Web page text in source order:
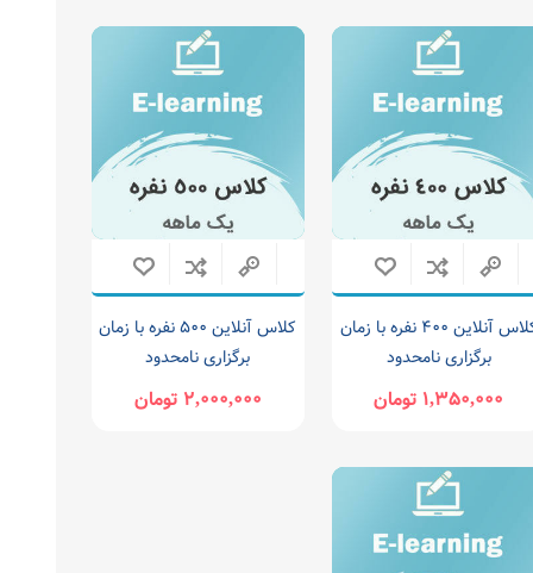
کلاس آنلاین 400 نفره با زمان
برگزاری نامحدود
1,350,000 تومان
کلاس آنلاین 500 نفره با زمان
برگزاری نامحدود
2,000,000 تومان